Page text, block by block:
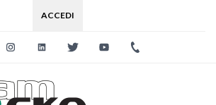
ACCEDI
FacebookInstagramLinkedinTwitter Youtube